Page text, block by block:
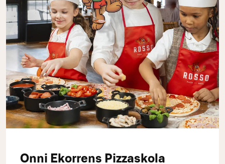
Onni Ekorrens Pizzaskola